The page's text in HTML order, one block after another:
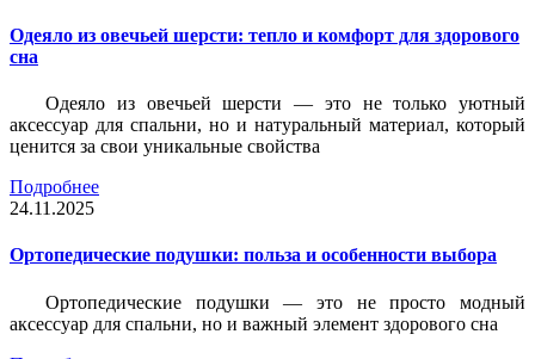
Одеяло из овечьей шерсти: тепло и комфорт для здорового
сна
Одеяло из овечьей шерсти — это не только уютный
аксессуар для спальни, но и натуральный материал, который
ценится за свои уникальные свойства
Подробнее
24.11.2025
Ортопедические подушки: польза и особенности выбора
Ортопедические подушки — это не просто модный
аксессуар для спальни, но и важный элемент здорового сна